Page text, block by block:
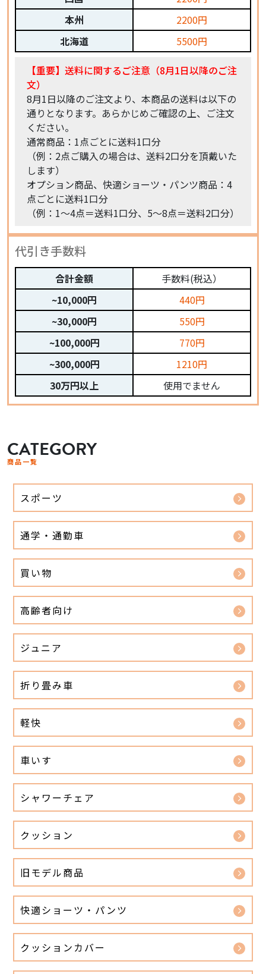
本州
北海道
2200円
5500円
【重要】送料に関するご注意（8月1日以降のご注
文）
8月1日以降のご注文より、本商品の送料は以下の
通りとなります。あらかじめご確認の上、ご注文
ください。
通常商品：1点ごとに送料1口分
（例：2点ご購入の場合は、送料2口分を頂戴いた
します）
オプション商品、快適ショーツ・パンツ商品：4
点ごとに送料1口分
（例：1〜4点＝送料1口分、5〜8点＝送料2口分）
代引き手数料
合計金額
~10,000円
~30,000円
~100,000円
~300,000円
30万円以上
手数料(税込）
440円
550円
770円
1210円
使用でません
CATEGORY
商品一覧
スポーツ
通学・通勤車
買い物
高齢者向け
ジュニア
折り畳み車
軽快
車いす
シャワーチェア
クッション
旧モデル商品
快適ショーツ・パンツ
クッションカバー